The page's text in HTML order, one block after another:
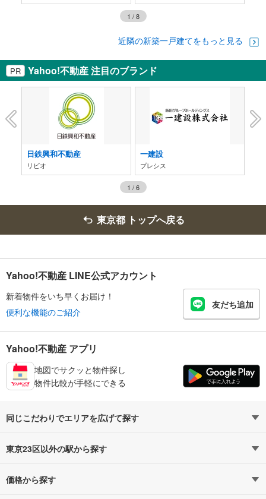
1 /8
近隣の新築一戸建てをもっと見る
PR Yahoo!不動産 注目のブランド
日鉄興和不動産
リビオ
一建設
プレシス
1 /6
東京都 トップへ戻る
Yahoo!不動産 LINE公式アカウント
新着物件をいち早くお届け！
便利な機能のご紹介
友だち追加
Yahoo!不動産 アプリ
地図でサクッと物件探し
物件比較が手軽にできる
同じこだわりでエリアを広げて探す
東京都の3,000万円以下
東京23区以外の駅から探す
青梅線
価格から探す